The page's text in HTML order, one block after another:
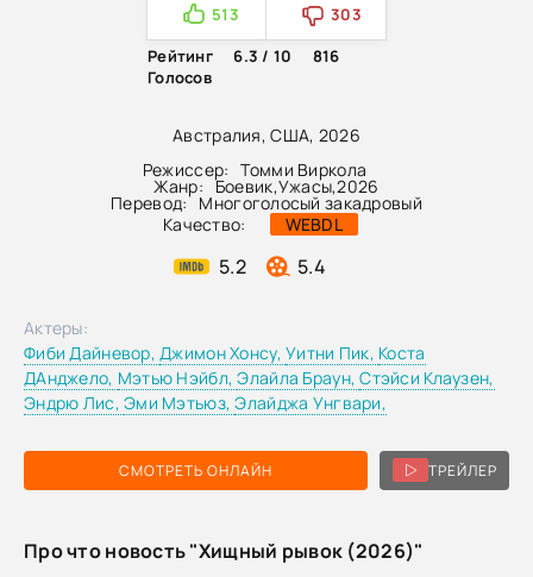
Австралия, США, 2026
Режиссер:
Томми Виркола
Жанр: Боевик,Ужасы,2026
Перевод:
Многоголосый закадровый
Качество:
WEBDL
5.2 5.4
513
303
Рейтинг
6.3 / 10
816
Голосов
СМОТРЕТЬ ОНЛАЙН ТРЕЙЛЕР
Актеры:
Фиби Дайневор,Джимон Хонсу,Уитни Пик, Коста
ДАнджело, Мэтью Нэйбл,Элайла Браун,Стэйси Клаузен,
Эндрю Лис,Эми Мэтьюз,Элайджа Унгвари,
Про что новость "Хищный рывок (2026)"